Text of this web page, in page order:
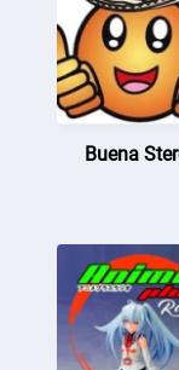
Buena